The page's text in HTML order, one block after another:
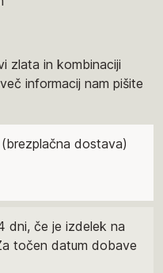
zlata in kombinaciji
informacij nam pišite
(brezplačna dostava)
dni, če je izdelek na
točen datum dobave